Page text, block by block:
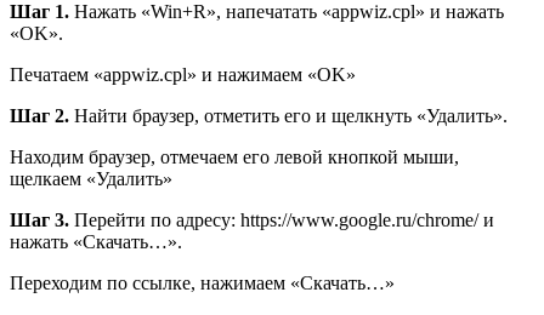
Шаг 1. Нажать «Win+R», напечатать «appwiz.cpl» и нажать
«OK».
Печатаем «appwiz.cpl» и нажимаем «OK»
Шаг 2. Найти браузер, отметить его и щелкнуть «Удалить».
Находим браузер, отмечаем его левой кнопкой мыши,
щелкаем «Удалить»
Шаг 3. Перейти по адресу: https://www.google.ru/chrome/ и
нажать «Скачать…».
Переходим по ссылке, нажимаем «Скачать…»